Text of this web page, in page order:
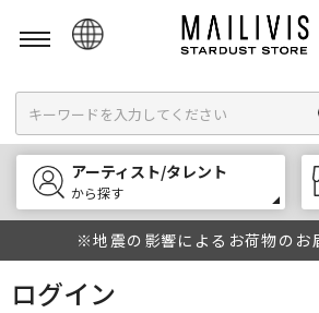
English
한국어
中文
アーティスト/タレント
から探す
※地震の影響によるお荷物のお
ログイン